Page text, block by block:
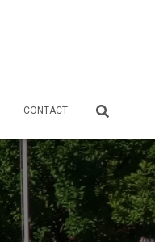
CONTACT